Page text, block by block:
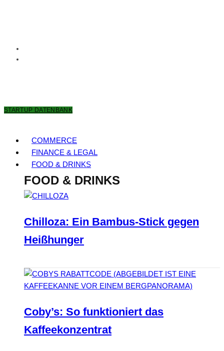
STARTUP DATENBANK
COMMERCE
FINANCE & LEGAL
FOOD & DRINKS
FOOD & DRINKS
Chilloza: Ein Bambus-Stick gegen
Heißhunger
Coby’s: So funktioniert das
Kaffeekonzentrat